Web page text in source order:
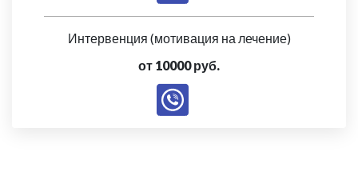
Интервенция (мотивация на лечение)
от 10000 руб.